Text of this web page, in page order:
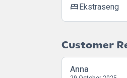
bedEkstraseng
Customer
Anna